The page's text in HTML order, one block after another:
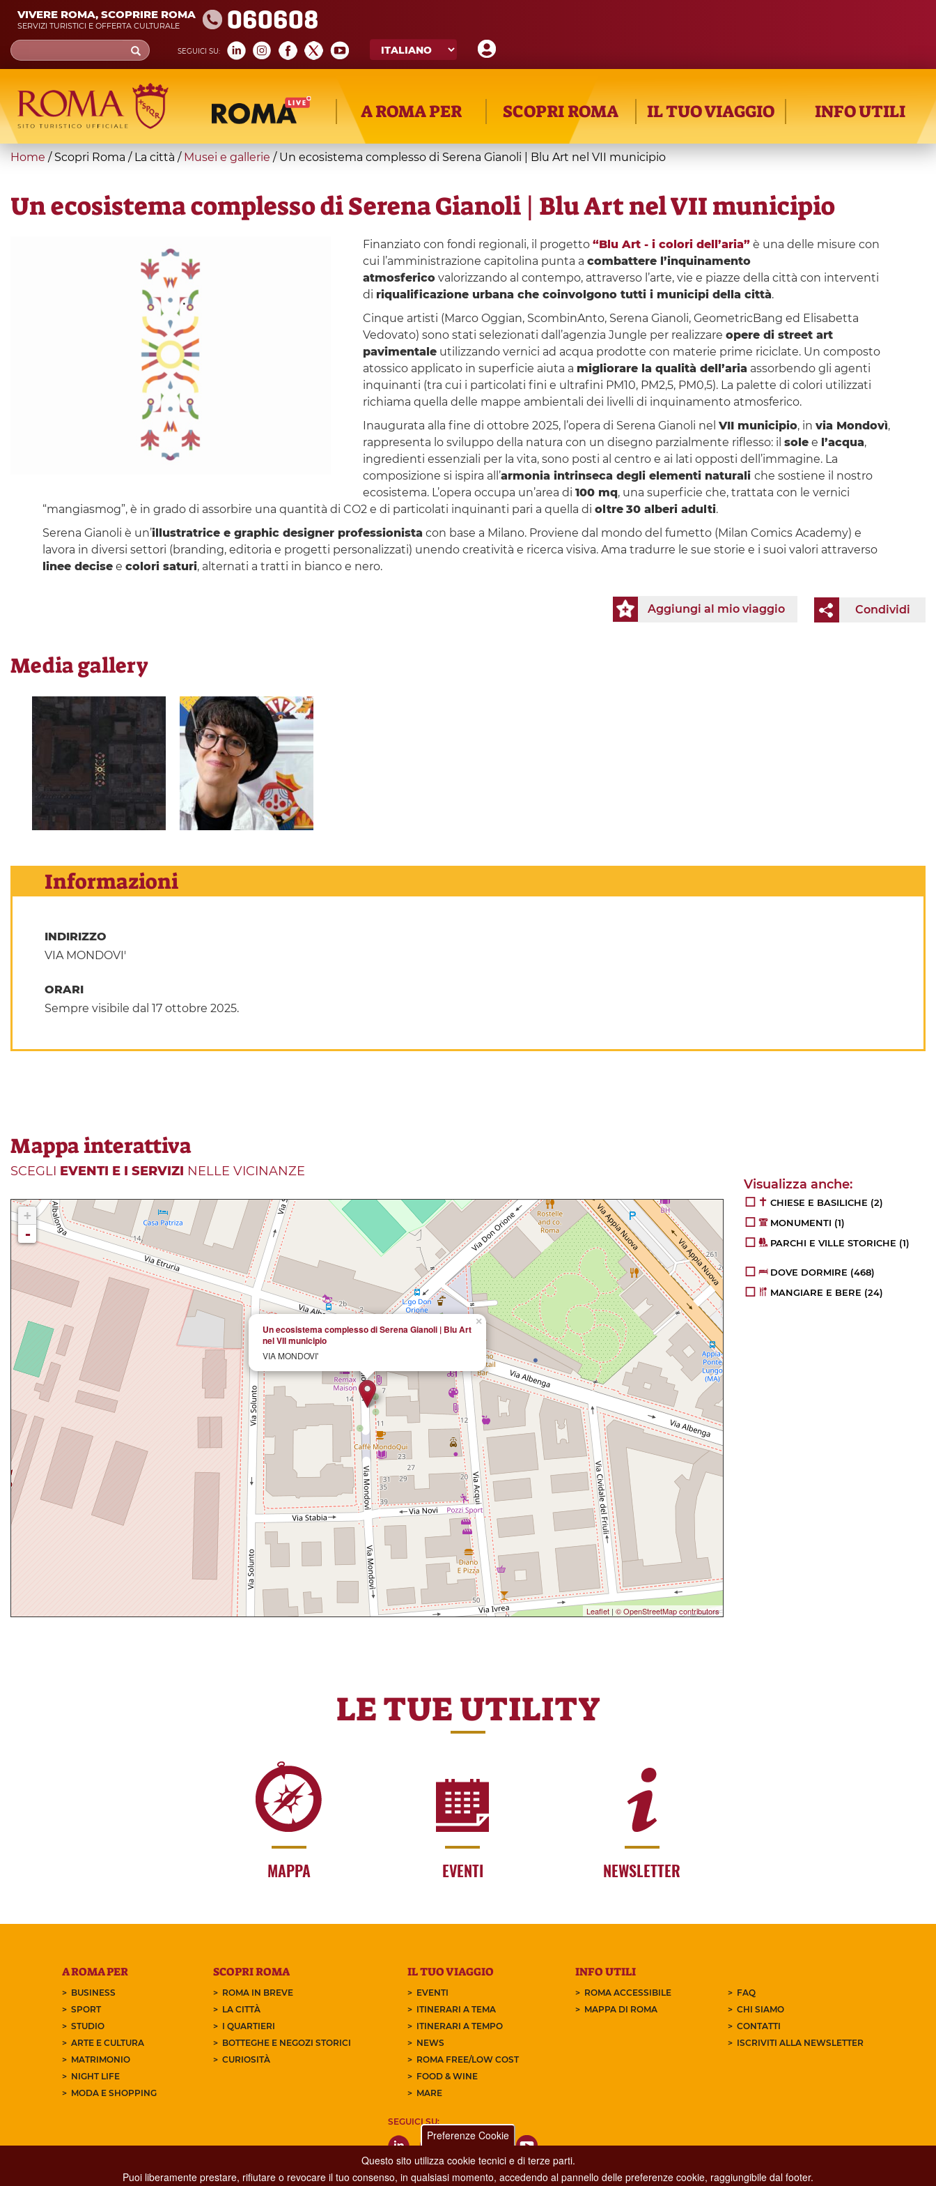
Skip
main
content
VIVERE ROMA, SCOPRIRE ROMA
SERVIZI TURISTICI E OFFERTA CULTURALE 060608
SEGUICI SU:
Search
form
Cerca
A ROMA PER SCOPRI ROMA IL TUO VIAGGIO INFO UTILI
You
here
Home / Scopri Roma / La città / Musei e gallerie / Un ecosistema complesso di Serena Gianoli | Blu Art nel VII municipio
Un ecosistema complesso di Serena Gianoli | Blu Art nel VII municipio
Finanziato con fondi regionali, il progetto “Blu Art - i colori dell’aria”è una delle misure con
cui l’amministrazione capitolina punta a combattere l’inquinamento
atmosfericovalorizzando al contempo, attraverso l’arte, vie e piazze della città con interventi
di riqualificazione urbana che coinvolgono tutti i municipi della città.
Cinque artisti (Marco Oggian, ScombinAnto, Serena Gianoli, GeometricBang ed Elisabetta
Vedovato) sono stati selezionati dall’agenzia Jungle per realizzare opere di street art
pavimentaleutilizzando vernici ad acqua prodotte con materie prime riciclate. Un composto
atossico applicato in superficie aiuta a migliorare la qualità dell’aria assorbendo gli agenti
inquinanti (tra cui i particolati fini e ultrafini PM10, PM2,5, PM0,5). La palette di colori utilizzati
richiama quella delle mappe ambientali dei livelli di inquinamento atmosferico.
Inaugurata alla fine di ottobre 2025, l’opera di Serena Gianoli nel VII municipio, in via Mondovì,
rappresenta lo sviluppo della natura con un disegno parzialmente riflesso: il solee l’acqua,
ingredienti essenziali per la vita, sono posti al centro e ai lati opposti dell’immagine. La
composizione si ispira all’armonia intrinseca degli elementi naturali che sostiene il nostro
ecosistema. L’opera occupa un’area di 100 mq, una superficie che, trattata con le vernici
“mangiasmog”, è in grado di assorbire una quantità di CO2 e di particolati inquinanti pari a quella di oltre 30 alberi adulti.
Serena Gianoli è un’illustratrice e graphic designer professionista con base a Milano. Proviene dal mondo del fumetto (Milan Comics Academy) e
lavora in diversi settori (branding, editoria e progetti personalizzati) unendo creatività e ricerca visiva. Ama tradurre le sue storie e i suoi valori attraverso
linee decisee colori saturi, alternati a tratti in bianco e nero.
Condividi
Aggiungi al mio viaggio
Media gallery
Informazioni
INDIRIZZO
VIA MONDOVI'
ORARI
Sempre visibile dal 17 ottobre 2025.
Mappa interattiva
SCEGLI EVENTI E I SERVIZI NELLE VICINANZE
×
Un ecosistema complesso di Serena Gianoli | Blu Art
nel VII municipio
VIA MONDOVI'
+
-
Leaflet | © OpenStreetMap contributors
CHIESE E BASILICHE (2)
MONUMENTI (1)
PARCHI E VILLE STORICHE (1)
DOVE DORMIRE (468)
MANGIARE E BERE (24)
LE TUE UTILITY
MAPPA EVENTI NEWSLETTER
A ROMA PER
BUSINESS
SPORT
STUDIO
ARTE E CULTURA
MATRIMONIO
NIGHT LIFE
MODA E SHOPPING
SCOPRI ROMA
ROMA IN BREVE
LA CITTÀ
I QUARTIERI
BOTTEGHE E NEGOZI STORICI
CURIOSITÀ
IL TUO VIAGGIO
EVENTI
ITINERARI A TEMA
ITINERARI A TEMPO
NEWS
ROMA FREE/LOW COST
FOOD & WINE
MARE
INFO UTILI
ROMA ACCESSIBILE
MAPPA DI ROMA
FAQ
CHI SIAMO
CONTATTI
ISCRIVITI ALLA NEWSLETTER
SEGUICI SU:
Preferenze Cookie
Questo sito utilizza cookie tecnici e di terze parti.
Puoi liberamente prestare, rifiutare o revocare il tuo consenso, in qualsiasi momento, accedendo al pannello delle preferenze cookie, raggiungibile dal footer.